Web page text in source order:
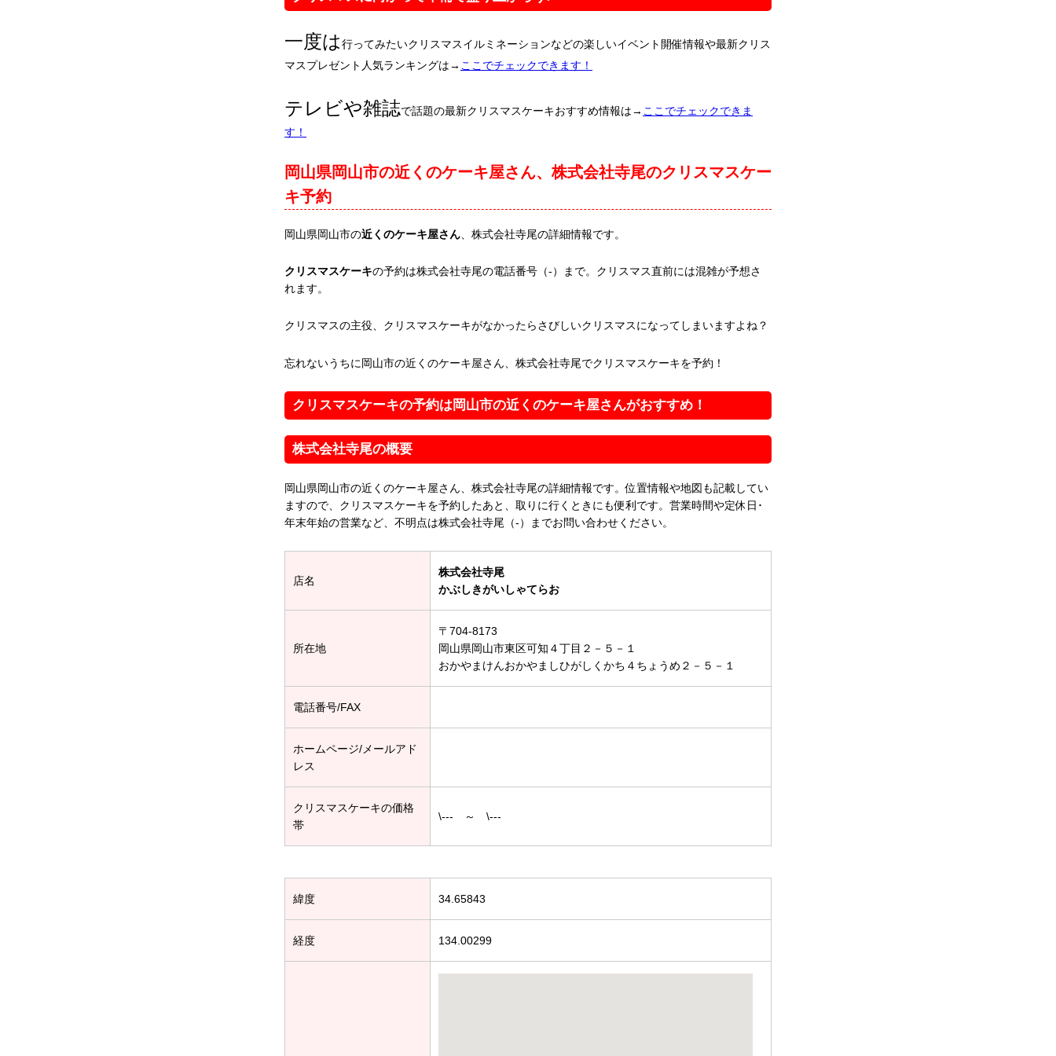
一度は行ってみたいクリスマスイルミネーションなどの楽しいイベント開催情報や最新クリス
マスプレゼント人気ランキングは→ ここでチェックできます！
テレビや雑誌で話題の最新クリスマスケーキおすすめ情報は→ ここでチェックできま
す！
岡山県岡山市の近くのケーキ屋さん、株式会社寺尾のクリスマスケー
キ予約
岡山県岡山市の近くのケーキ屋さん 、株式会社寺尾の詳細情報です。
クリスマスケーキの予約は株式会社寺尾の電話番号（-）まで。クリスマス直前には混雑が予想さ
れます。
クリスマスの主役、クリスマスケーキがなかったらさびしいクリスマスになってしまいますよね？
忘れないうちに岡山市の近くのケーキ屋さん、株式会社寺尾でクリスマスケーキを予約！
クリスマスケーキの予約は岡山市の近くのケーキ屋さんがおすすめ！
株式会社寺尾の概要
岡山県岡山市の近くのケーキ屋さん、株式会社寺尾の詳細情報です。位置情報や地図も記載してい
ますので、クリスマスケーキを予約したあと、取りに行くときにも便利です。営業時間や定休日･
年末年始の営業など、不明点は株式会社寺尾（-）までお問い合わせください。
店名
株式会社寺尾
かぶしきがいしゃてらお
所在地
〒704-8173
岡山県岡山市東区可知４丁目２－５－１
おかやまけんおかやましひがしくかち４ちょうめ２－５－１
電話番号/FAX
ホームページ/メールアド
レス
クリスマスケーキの価格
帯
\--- ～ \---
緯度 34.65843
経度 134.00299